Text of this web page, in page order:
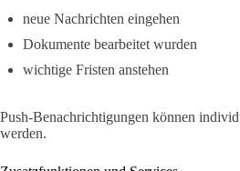
neue Nachrichten eingehen
Dokumente bearbeitet wurden
wichtige Fristen anstehen
Push-Benachrichtigungen können
werden.